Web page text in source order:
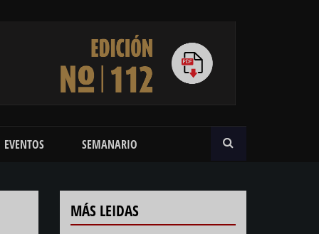
EVENTOS SEMANARIO
MÁS LEIDAS